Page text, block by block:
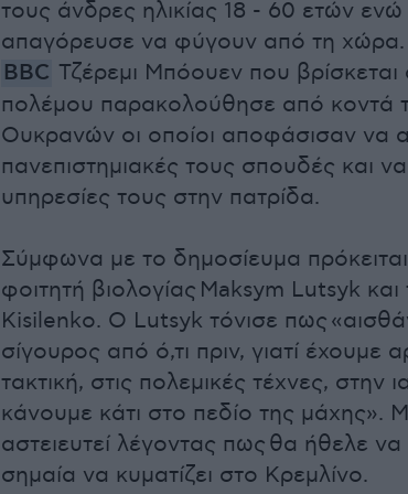
τους άνδρες ηλικίας 18 - 60 ετών
απαγόρευσε να φύγουν από τη
BBC Τζέρεμι Μπόουεν που
πολέμου παρακολούθησε από κοντά
Ουκρανών οι οποίοι αποφάσισαν να
πανεπιστημιακές τους σπουδές και
υπηρεσίες τους στην πατρίδα.
Σύμφωνα με το δημοσίευμα
φοιτητή βιολογίας Maksym Lutsyk
Kisilenko. O Lutsyk τόνισε πως
σίγουρος από ό,τι πριν, γιατί έχουμε
τακτική, στις πολεμικές τέχνες, στην
κάνουμε κάτι στο πεδίο της μάχης».
αστειευτεί λέγοντας πως θα ήθελε να
σημαία να κυματίζει στο Κρεμλίνο.